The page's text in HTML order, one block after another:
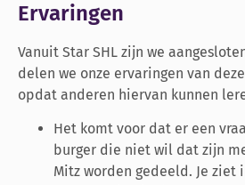
Ervaringen
Vanuit Star SHL zijn we
delen we onze ervaringen van
opdat anderen hiervan kunnen
Het komt voor dat er een
burger die niet wil dat zijn
Mitz worden gedeeld. Je ziet